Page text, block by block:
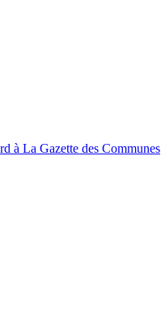
à La Gazette des Communes